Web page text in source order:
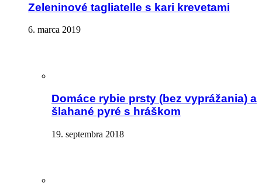
Zeleninové tagliatelle s kari krevetami
6. marca 2019
Domáce rybie prsty (bez vyprážania) a
šlahané pyré s hráškom
19. septembra 2018